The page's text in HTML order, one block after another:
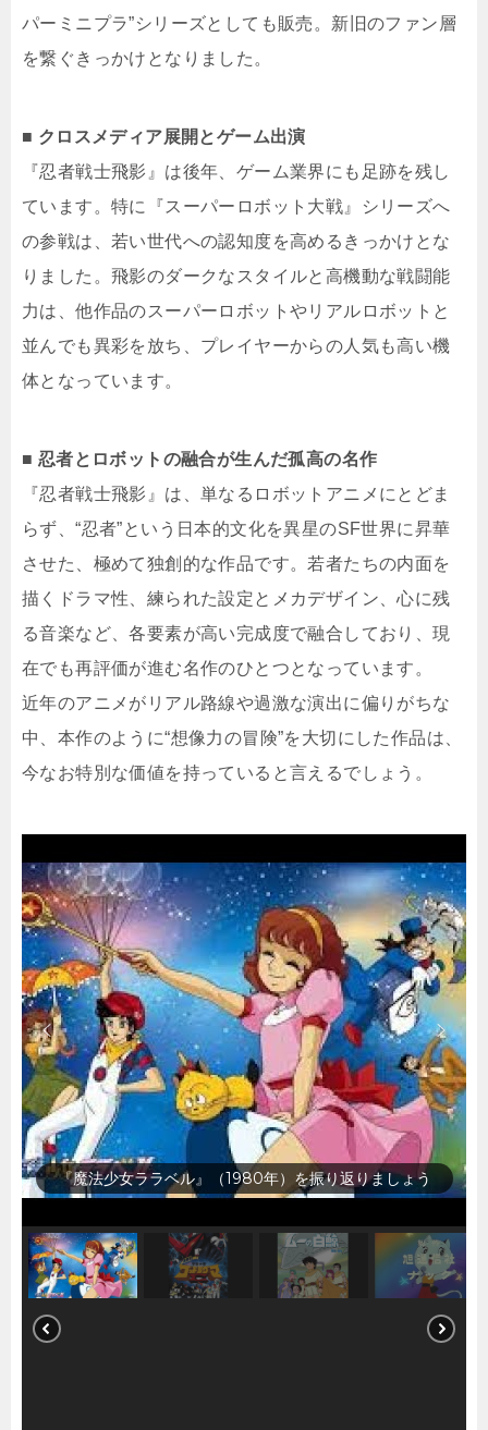
パーミニプラ”シリーズとしても販売。新旧のファン層
を繋ぐきっかけとなりました。
■ クロスメディア展開とゲーム出演
『忍者戦士飛影』は後年、ゲーム業界にも足跡を残し
ています。特に『スーパーロボット大戦』シリーズへ
の参戦は、若い世代への認知度を高めるきっかけとな
りました。飛影のダークなスタイルと高機動な戦闘能
力は、他作品のスーパーロボットやリアルロボットと
並んでも異彩を放ち、プレイヤーからの人気も高い機
体となっています。
■ 忍者とロボットの融合が生んだ孤高の名作
『忍者戦士飛影』は、単なるロボットアニメにとどま
らず、“忍者”という日本的文化を異星のSF世界に昇華
させた、極めて独創的な作品です。若者たちの内面を
描くドラマ性、練られた設定とメカデザイン、心に残
る音楽など、各要素が高い完成度で融合しており、現
在でも再評価が進む名作のひとつとなっています。
近年のアニメがリアル路線や過激な演出に偏りがちな
中、本作のように“想像力の冒険”を大切にした作品は、
今なお特別な価値を持っていると言えるでしょう。
『宇宙大帝ゴッドシグマ』（1980年）を振り返りましょ
う